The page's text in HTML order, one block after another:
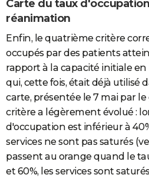
Carte du taux
réanimation
Enfin, le quatrième critère
occupés par des patients
rapport à la capacité initiale
qui, cette fois, était déjà utilisé
carte, présentée le 7 mai par
critère a légèrement évolué :
d'occupation est inférieur à
services ne sont pas saturés
passent au orange quand le
et 60%, les services sont